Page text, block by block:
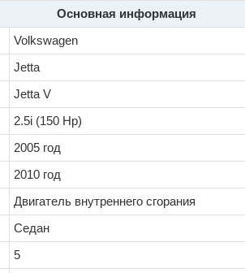
Основная информация
Volkswagen
Jetta
Jetta V
2.5i (150 Hp)
2005 год
2010 год
Двигатель внутреннего сгорания
Седан
5